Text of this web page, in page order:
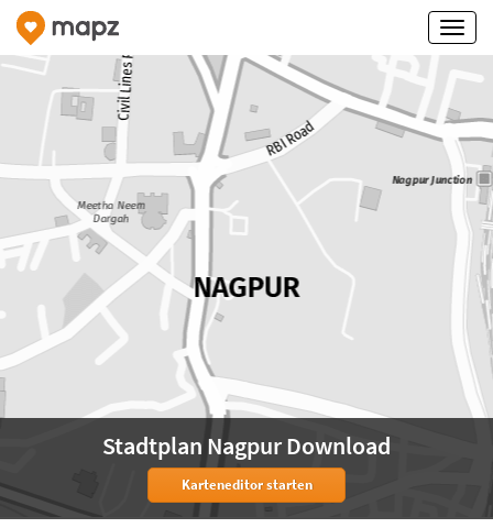
Stadtplan Nagpur Download
Karteneditor starten